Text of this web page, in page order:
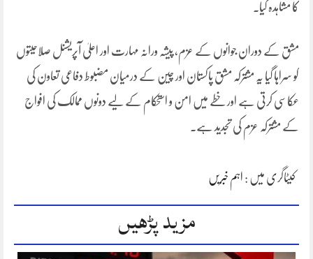
کا مشاہدہ کیا۔
مشق کے دوران جوانوں کے عزم، پیشہ ورانہ مہارت اور اعلیٰ آپریشنل صلاحیتوں
کو سراہا گیا یہ مشترکہ مشق پاکستان اور چین کے درمیان مضبوط دفاعی تعاون کی
عکاسی کرتی ہے اور خطے میں امن و استحکام کے لیے دونوں ممالک کی افواج
کے مشترکہ عزم کی تجدید ہے۔
کیٹاگری میں : اہم خبریں
مزید پڑھیں